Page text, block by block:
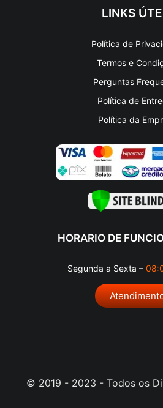
LINKS
Política de
Termos e
Perguntas
Política de
Política da
HORARIO DE
Segunda a Sexta –
© 2019 - 2023 - Todos os